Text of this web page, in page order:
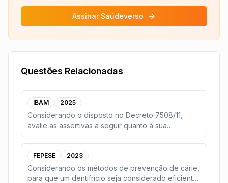
Assinar Saúdeverso
Questões Relacionadas
IBAM 2025
Considerando o disposto no Decreto 7508/11,
avalie as assertivas a seguir quanto à sua
veracidade.(...
FEPESE 2023
Considerando os métodos de prevenção de cárie,
para que um dentifrício seja considerado eficiente,